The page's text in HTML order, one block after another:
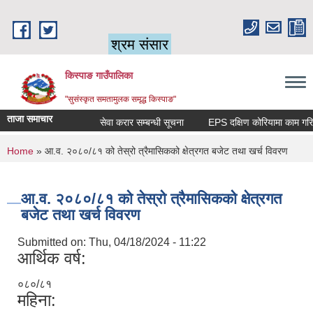
श्रम संसार
किस्पाङ गाउँपालिका
"सुसंस्कृत समतामुलक समृद्ध किस्पाङ"
ताजा समाचार सेवा करार सम्बन्धी सूचना
You are here
Home » आ.व. २०८०/८१ को तेस्रो त्रैमासिकको क्षेत्रगत बजेट तथा खर्च विवरण
आ.व. २०८०/८१ को तेस्रो त्रैमासिकको क्षेत्रगत
बजेट तथा खर्च विवरण
Submitted on: Thu, 04/18/2024 - 11:22
आर्थिक वर्ष:
०८०/८१
महिना: